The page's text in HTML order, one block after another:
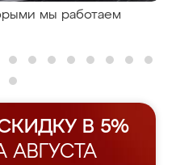
мы работаем
В 5%
АВГУСТА